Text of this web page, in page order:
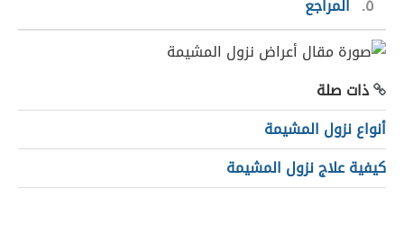
٥
المراجع
ذات صلة
أنواع نزول المشيمة
كيفية علاج نزول المشيمة